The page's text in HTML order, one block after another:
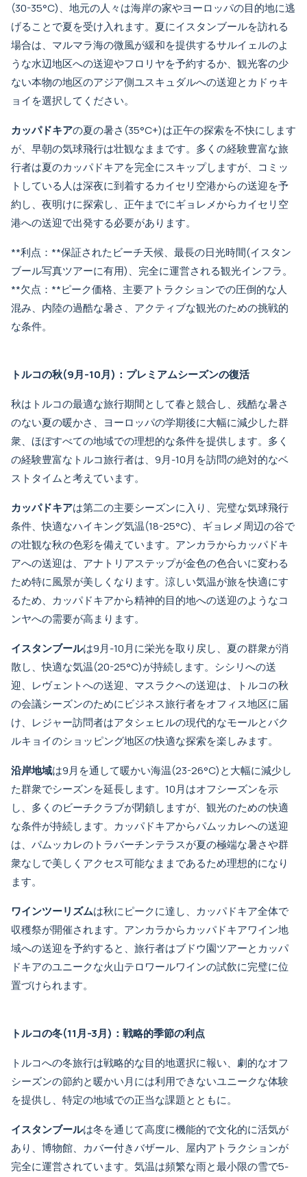
(30-35°C)、地元の人々は海岸の家やヨーロッパの目的地に逃
げることで夏を受け入れます。夏にイスタンブールを訪れる
場合は、マルマラ海の微風が緩和を提供するサルイェルのよ
うな水辺地区への送迎やフロリヤを予約するか、観光客の少
ない本物の地区のアジア側ユスキュダルへの送迎と カドゥキ
ョイを選択してください。
カッパドキアの夏の暑さ(35°C+)は正午の探索を不快にします
が、早朝の気球飛行は壮観なままです。多くの経験豊富な旅
行者は夏のカッパドキアを完全にスキップしますが、コミッ
トしている人は深夜に到着するカイセリ空港からの送迎を予
約し、夜明けに探索し、正午までにギョレメからカイセリ空
港への送迎で出発する必要があります。
**利点：**保証されたビーチ天候、最長の日光時間(イスタン
ブール写真ツアーに有用)、完全に運営される観光インフラ。
**欠点：**ピーク価格、主要アトラクションでの圧倒的な人
混み、内陸の過酷な暑さ、アクティブな観光のための挑戦的
な条件。
トルコの秋(9月-10月)：プレミアムシーズンの復活
秋はトルコの最適な旅行期間として春と競合し、残酷な暑さ
のない夏の暖かさ、ヨーロッパの学期後に大幅に減少した群
衆、ほぼすべての地域での理想的な条件を提供します。多く
の経験豊富なトルコ旅行者は、9月-10月を訪問の絶対的なベ
ストタイムと考えています。
カッパドキアは第二の主要シーズンに入り、完璧な気球飛行
条件、快適なハイキング気温(18-25°C)、ギョレメ周辺の谷で
の壮観な秋の色彩を備えています。 アンカラからカッパドキ
アへの送迎は、アナトリアステップが金色の色合いに変わる
ため特に風景が美しくなります。涼しい気温が旅を快適にす
るため、 カッパドキアから精神的目的地への送迎のようなコ
ンヤへの需要が高まります。
イスタンブールは9月-10月に栄光を取り戻し、夏の群衆が消
散し、快適な気温(20-25°C)が持続します。 シシリへの送
迎、 レヴェントへの送迎、 マスラクへの送迎は、トルコの秋
の会議シーズンのためにビジネス旅行者をオフィス地区に届
け、レジャー訪問者はアタシェヒルの現代的なモールとバク
ルキョイのショッピング地区の快適な探索を楽しみます。
沿岸地域は9月を通して暖かい海温(23-26°C)と大幅に減少し
た群衆でシーズンを延長します。10月はオフシーズンを示
し、多くのビーチクラブが閉鎖しますが、観光のための快適
な条件が持続します。 カッパドキアからパムッカレへの送迎
は、パムッカレのトラバーチンテラスが夏の極端な暑さや群
衆なしで美しくアクセス可能なままであるため理想的になり
ます。
ワインツーリズムは秋にピークに達し、カッパドキア全体で
収穫祭が開催されます。アンカラからカッパドキアワイン地
域への送迎を予約すると、旅行者はブドウ園ツアーとカッパ
ドキアのユニークな火山テロワールワインの試飲に完璧に位
置づけられます。
トルコの冬(11月-3月)：戦略的季節の利点
トルコへの冬旅行は戦略的な目的地選択に報い、劇的なオフ
シーズンの節約と暖かい月には利用できないユニークな体験
を提供し、特定の地域での正当な課題とともに。
イスタンブールは冬を通じて高度に機能的で文化的に活気が
あり、博物館、カバー付きバザール、屋内アトラクションが
完全に運営されています。気温は頻繁な雨と最小限の雪で5-